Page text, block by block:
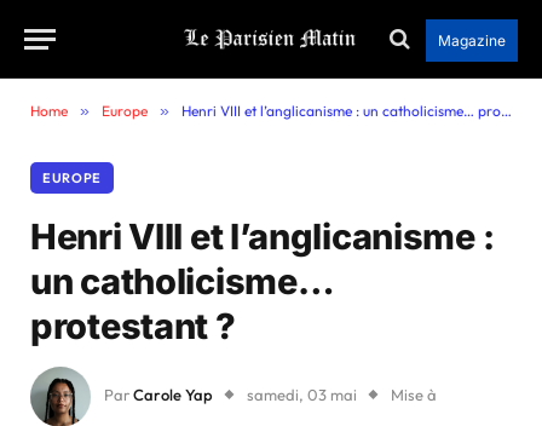
Magazine
Home » Europe » Henri VIII et l’anglicanisme : un catholicisme… protestant ?
EUROPE
Henri VIII et l’anglicanisme :
un catholicisme…
protestant ?
ParCarole Yap samedi, 03 mai Mise à